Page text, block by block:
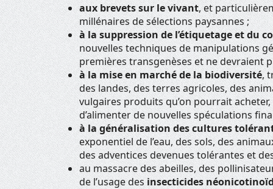
aux brevets sur le vivant, et
millénaires de sélections paysannes ;
à la suppression de l’étiquetage et du
nouvelles techniques de manipulations
premières transgenèses et ne devraient
à la mise en marché de la biodiversité,
des landes, des terres agricoles, des
vulgaires produits qu’on pourrait
d’alimenter de nouvelles spéculations
à la généralisation des cultures
exponentiel de l’eau, des sols, des
des adventices devenues tolérantes et
au massacre des abeilles, des
de l’usage desinsecticides